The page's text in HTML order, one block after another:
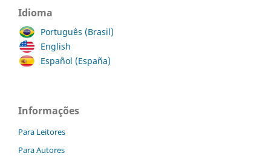
Idioma
Português (Brasil)
English
Español (España)
Informações
Para Leitores
Para Autores